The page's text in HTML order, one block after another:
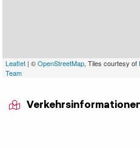
Leaflet | ©OpenStreetMap, Tiles courtesy of
Team